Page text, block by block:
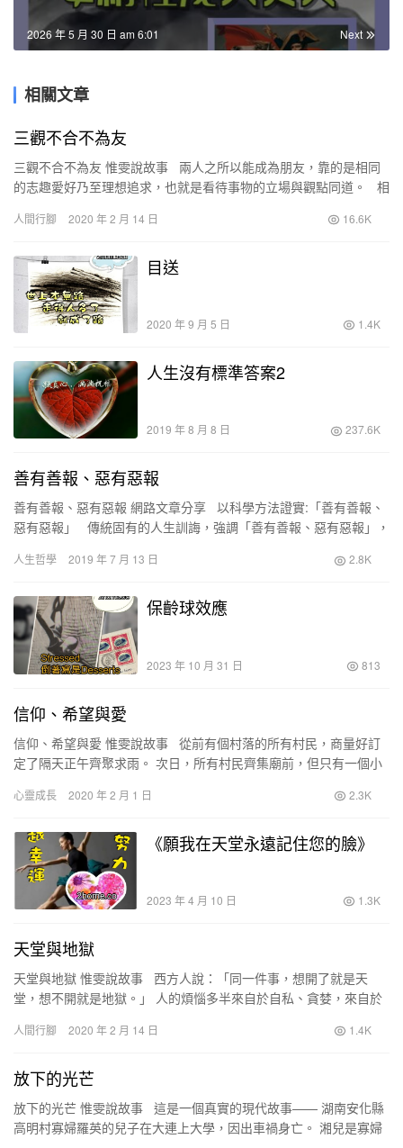
Next
2026 年 5 月 30 日 am 6:01
相關文章
三觀不合不為友
三觀不合不為友 惟雯說故事 兩人之所以能成為朋友，靠的是相同
的志趣愛好乃至理想追求，也就是看待事物的立場與觀點同道。 相
人間行腳 2020 年 2 月 14 日 16.6K
目送
2020 年 9 月 5 日 1.4K
人生沒有標準答案2
2019 年 8 月 8 日 237.6K
善有善報、惡有惡報
善有善報、惡有惡報 網路文章分享 以科學方法證實:「善有善報、
惡有惡報」 傳統固有的人生訓誨，強調「善有善報、惡有惡報」，
人生哲學 2019 年 7 月 13 日 2.8K
保齡球效應
2023 年 10 月 31 日 813
信仰、希望與愛
信仰、希望與愛 惟雯說故事 從前有個村落的所有村民，商量好訂
定了隔天正午齊聚求雨。 次日，所有村民齊集廟前，但只有一個小
心靈成長 2020 年 2 月 1 日 2.3K
《願我在天堂永遠記住您的臉》
2023 年 4 月 10 日 1.3K
天堂與地獄
天堂與地獄 惟雯說故事 西方人說：「同一件事，想開了就是天
堂，想不開就是地獄。」 人的煩惱多半來自於自私、貪婪，來自於
人間行腳 2020 年 2 月 14 日 1.4K
放下的光芒
放下的光芒 惟雯說故事 這是一個真實的現代故事—— 湖南安化縣
高明村寡婦羅英的兒子在大連上大學，因出車禍身亡。 湘兒是寡婦